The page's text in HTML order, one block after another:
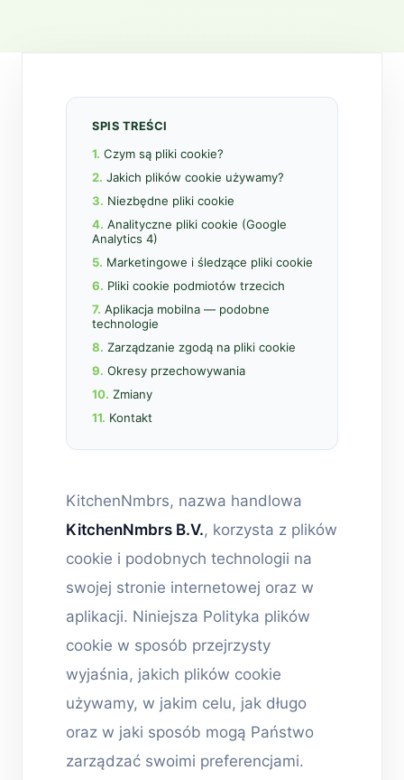
SPIS TREŚCI
1. Czym są pliki cookie?
2. Jakich plików cookie używamy?
3. Niezbędne pliki cookie
4. Analityczne pliki cookie (Google
Analytics 4)
5. Marketingowe i śledzące pliki cookie
6. Pliki cookie podmiotów trzecich
7. Aplikacja mobilna — podobne
technologie
8. Zarządzanie zgodą na pliki cookie
9. Okresy przechowywania
10. Zmiany
11. Kontakt
KitchenNmbrs, nazwa handlowa
KitchenNmbrs B.V., korzysta z plików
cookie i podobnych technologii na
swojej stronie internetowej oraz w
aplikacji. Niniejsza Polityka plików
cookie w sposób przejrzysty
wyjaśnia, jakich plików cookie
używamy, w jakim celu, jak długo
oraz w jaki sposób mogą Państwo
zarządzać swoimi preferencjami.